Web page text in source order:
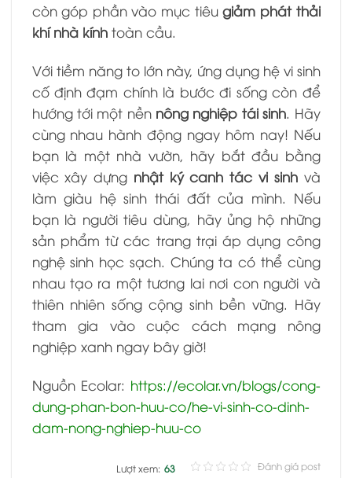
còn góp phần vào mục tiêugiảm phát thải
khí nhà kínhtoàn cầu.
Với tiềm năng to lớn này, ứng dụng hệ vi sinh
cố định đạm chính là bước đi sống còn để
hướng tới một nền nông nghiệp tái sinh. Hãy
cùng nhau hành động ngay hôm nay! Nếu
bạn là một nhà vườn, hãy bắt đầu bằng
việc xây dựng nhật ký canh tác vi sinhvà
làm giàu hệ sinh thái đất của mình. Nếu
bạn là người tiêu dùng, hãy ủng hộ những
sản phẩm từ các trang trại áp dụng công
nghệ sinh học sạch. Chúng ta có thể cùng
nhau tạo ra một tương lai nơi con người và
thiên nhiên sống cộng sinh bền vững. Hãy
tham gia vào cuộc cách mạng nông
nghiệp xanh ngay bây giờ!
Nguồn Ecolar: https://ecolar.vn/blogs/cong-
dung-phan-bon-huu-co/he-vi-sinh-co-dinh-
dam-nong-nghiep-huu-co
Đánh giá post
Lượt xem: 63